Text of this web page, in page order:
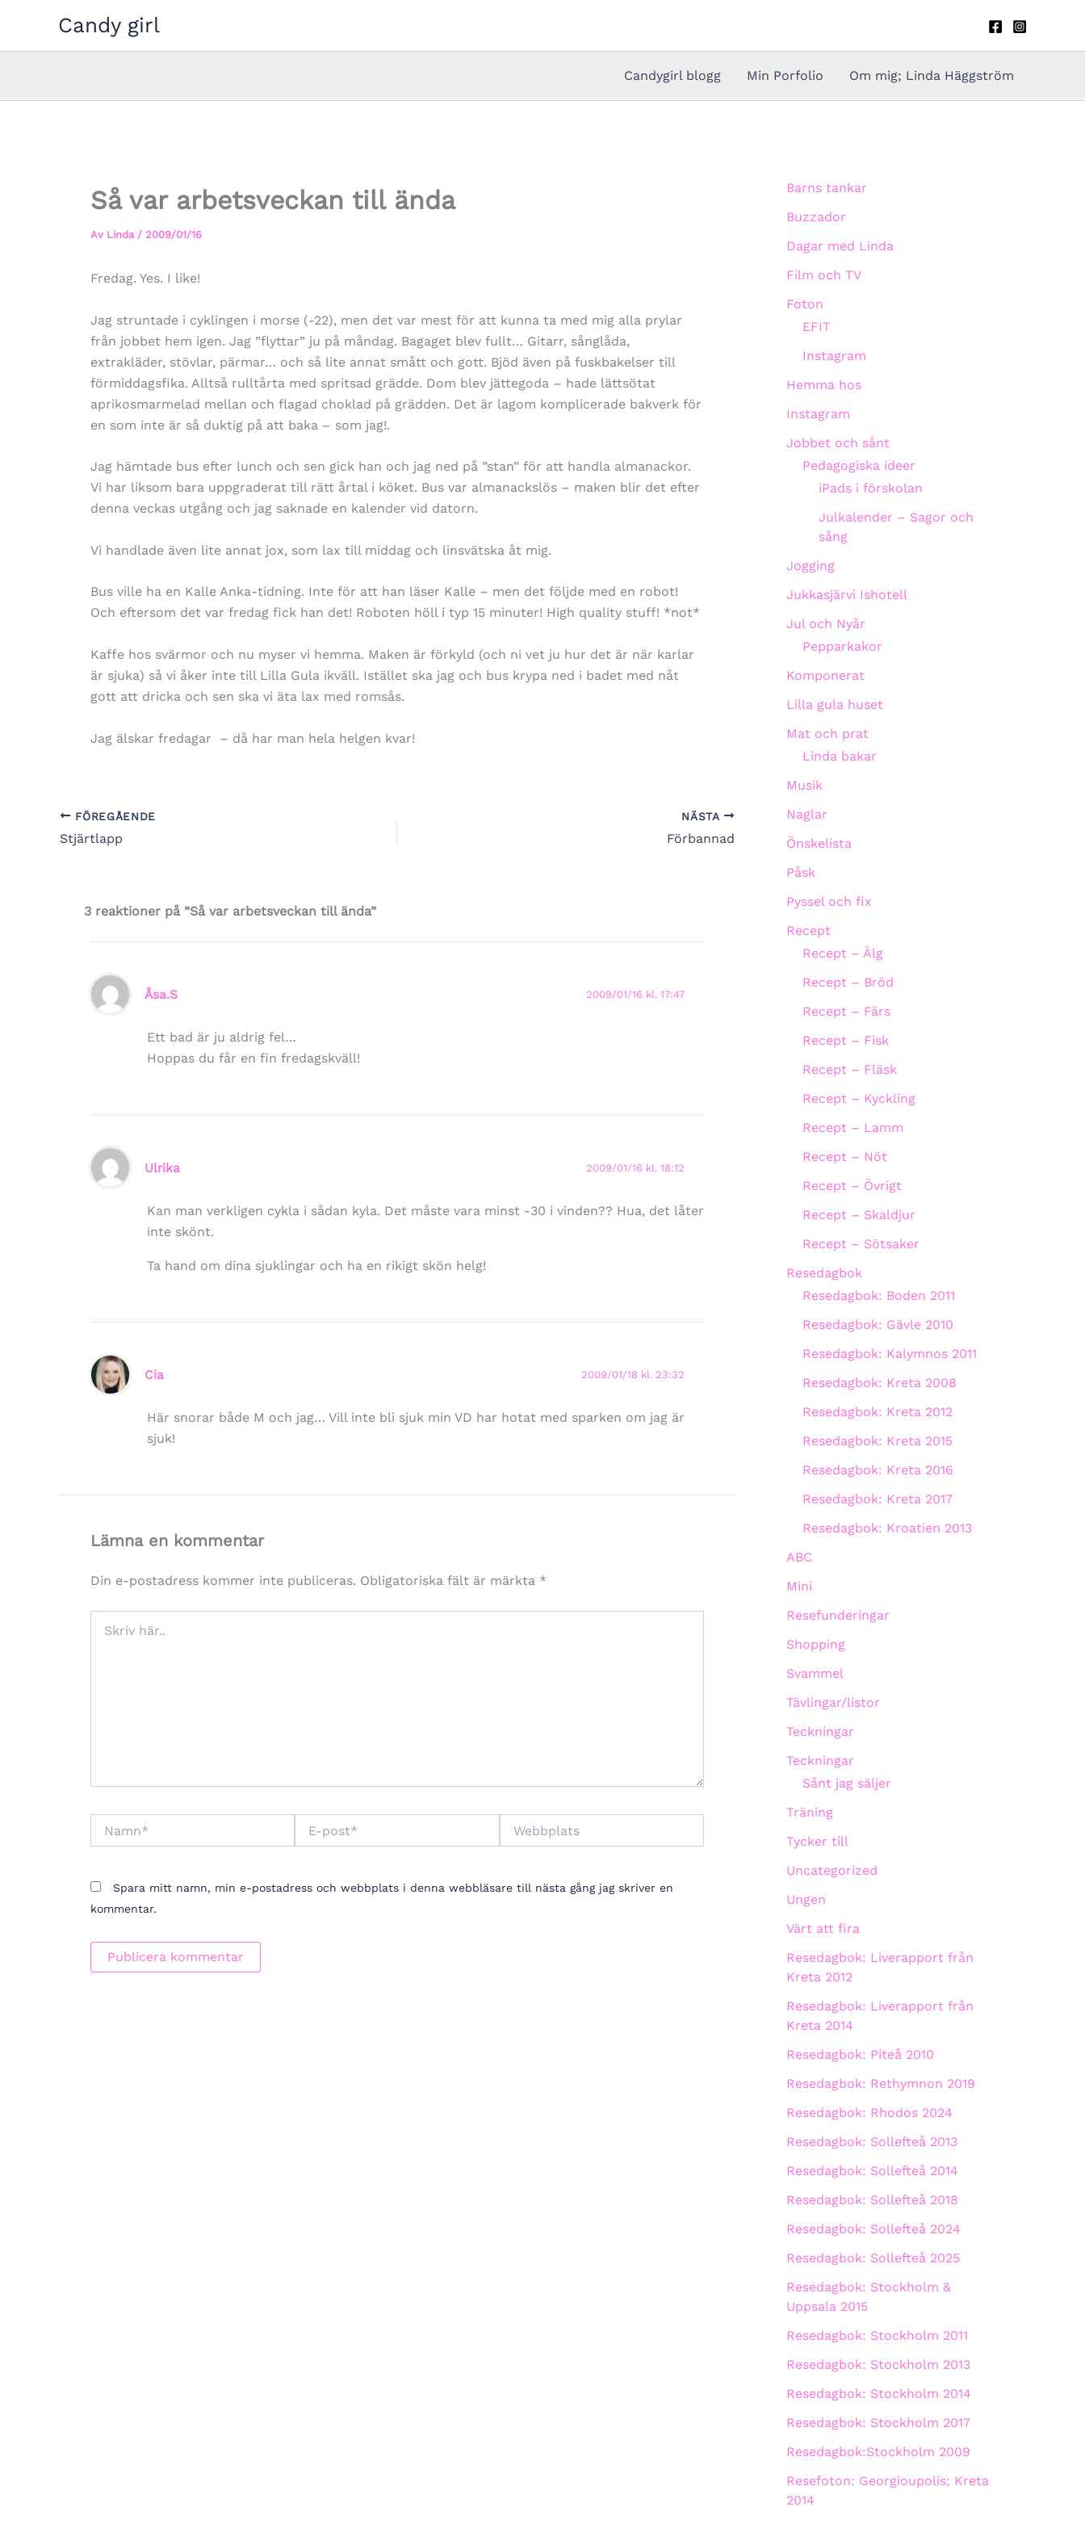
innehåll
Candy girl
Candygirl blogg Min Porfolio Om mig; Linda Häggström
Så var arbetsveckan till ända
Av Linda / 2009/01/16
Fredag. Yes. I like!
Jag struntade i cyklingen i morse (-22), men det var mest för att kunna ta med mig alla prylar
från jobbet hem igen. Jag ”flyttar” ju på måndag. Bagaget blev fullt… Gitarr, sånglåda,
extrakläder, stövlar, pärmar… och så lite annat smått och gott. Bjöd även på fuskbakelser till
förmiddagsfika. Alltså rulltårta med spritsad grädde. Dom blev jättegoda – hade lättsötat
aprikosmarmelad mellan och flagad choklad på grädden. Det är lagom komplicerade bakverk för
en som inte är så duktig på att baka – som jag!.
Jag hämtade bus efter lunch och sen gick han och jag ned på ”stan” för att handla almanackor.
Vi har liksom bara uppgraderat till rätt årtal i köket. Bus var almanackslös – maken blir det efter
denna veckas utgång och jag saknade en kalender vid datorn.
Vi handlade även lite annat jox, som lax till middag och linsvätska åt mig.
Bus ville ha en Kalle Anka-tidning. Inte för att han läser Kalle – men det följde med en robot!
Och eftersom det var fredag fick han det! Roboten höll i typ 15 minuter! High quality stuff! *not*
Kaffe hos svärmor och nu myser vi hemma. Maken är förkyld (och ni vet ju hur det är när karlar
är sjuka) så vi åker inte till Lilla Gula ikväll. Istället ska jag och bus krypa ned i badet med nåt
gott att dricka och sen ska vi äta lax med romsås.
Jag älskar fredagar – då har man hela helgen kvar!
FÖREGÅENDE
Stjärtlapp
NÄSTA
Förbannad
3 reaktioner på ”Så var arbetsveckan till ända”
Åsa.S 2009/01/16 kl. 17:47
Ett bad är ju aldrig fel…
Hoppas du får en fin fredagskväll!
Ulrika 2009/01/16 kl. 18:12
Kan man verkligen cykla i sådan kyla. Det måste vara minst -30 i vinden?? Hua, det låter
inte skönt.
Ta hand om dina sjuklingar och ha en rikigt skön helg!
Cia 2009/01/18 kl. 23:32
Här snorar både M och jag… Vill inte bli sjuk min VD har hotat med sparken om jag är
sjuk!
Lämna en kommentar
Din e-postadress kommer inte publiceras. Obligatoriska fält är märkta *
här..
post*
Spara mitt namn, min e-postadress och webbplats i denna webbläsare till nästa gång jag skriver en
kommentar.
Barns tankar
Buzzador
Dagar med Linda
Film och TV
Foton
EFIT
Instagram
Hemma hos
Instagram
Jobbet och sånt
Pedagogiska ideer
iPads i förskolan
Julkalender – Sagor och
sång
Jogging
Jukkasjärvi Ishotell
Jul och Nyår
Pepparkakor
Komponerat
Lilla gula huset
Mat och prat
Linda bakar
Musik
Naglar
Önskelista
Påsk
Pyssel och fix
Recept
Recept – Älg
Recept – Bröd
Recept – Färs
Recept – Fisk
Recept – Fläsk
Recept – Kyckling
Recept – Lamm
Recept – Nöt
Recept – Övrigt
Recept – Skaldjur
Recept – Sötsaker
Resedagbok
Resedagbok: Boden 2011
Resedagbok: Gävle 2010
Resedagbok: Kalymnos 2011
Resedagbok: Kreta 2008
Resedagbok: Kreta 2012
Resedagbok: Kreta 2015
Resedagbok: Kreta 2016
Resedagbok: Kreta 2017
Resedagbok: Kroatien 2013
ABC
Mini
Resefunderingar
Shopping
Svammel
Tävlingar/listor
Teckningar
Teckningar
Sånt jag säljer
Träning
Tycker till
Uncategorized
Ungen
Värt att fira
Resedagbok: Liverapport från
Kreta 2012
Resedagbok: Liverapport från
Kreta 2014
Resedagbok: Piteå 2010
Resedagbok: Rethymnon 2019
Resedagbok: Rhodos 2024
Resedagbok: Sollefteå 2013
Resedagbok: Sollefteå 2014
Resedagbok: Sollefteå 2018
Resedagbok: Sollefteå 2024
Resedagbok: Sollefteå 2025
Resedagbok: Stockholm &
Uppsala 2015
Resedagbok: Stockholm 2011
Resedagbok: Stockholm 2013
Resedagbok: Stockholm 2014
Resedagbok: Stockholm 2017
Resedagbok:Stockholm 2009
Resefoton: Georgioupolis; Kreta
2014